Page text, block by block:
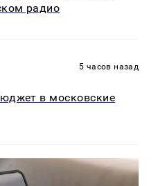
радио
5 часов назад
в московские